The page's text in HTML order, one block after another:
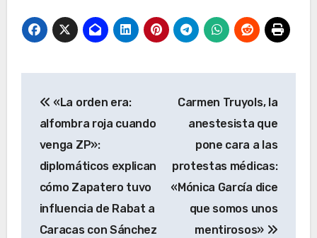
de
entradas
«La orden era:
alfombra roja cuando
venga ZP»:
diplomáticos explican
cómo Zapatero tuvo
influencia de Rabat a
Caracas con Sánchez
Carmen Truyols, la
anestesista que
pone cara a las
protestas médicas:
«Mónica García dice
que somos unos
mentirosos»